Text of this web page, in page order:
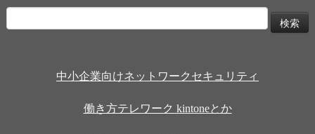
索:
中小企業向けネットワークセキュリティ
働き方テレワーク kintoneとか